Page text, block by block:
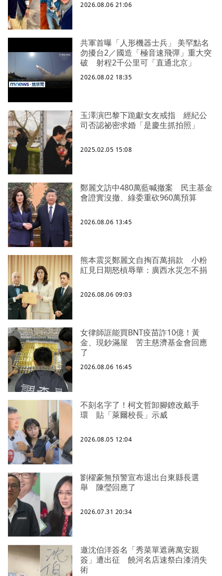
2026.08.06 21:06
共軍首曝「人形機器士兵」 美罕點名
勿擾台2／國造「極音速飛彈」重大突
破 射程2千公里可「直通北京」
2026.08.02 18:35
玉澤演巴黎下跪獻女友戒指 經紀公
司否認祕密求婚「是慶生抓拍照」
2025.02.05 15:08
鄭麗文訪中480萬藍喊撤案 民主基金
會證實沒撤、綠委重砍960萬預算
2026.08.06 13:45
熊本震災鄭麗文自掏百萬捐款 小粉
紅見日期怒槓辱華：廣西水災怎不捐
2026.08.06 09:03
女律師誆能買BNT疫苗詐10億！黃
金、現鈔滿屋 苦主慈濟基金會回應
了
2026.08.06 16:45
不刻名字了！柯文哲卸腳鐐改戴手
環 貼「萊爾校長」示威
2026.08.05 12:04
劉櫂豪無預警宣布退出台東縣長選
舉 陳瑩回應了
2026.07.31 20:34
邀沈伯洋簽名「秀菜單遮蔣萬安親
簽」遭出征 饒河名店速祭白漆消失
術